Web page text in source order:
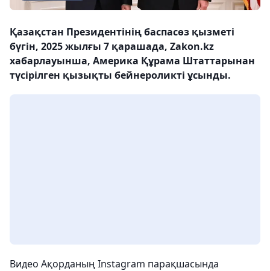
Қазақстан Президентінің баспасөз қызметі
бүгін, 2025 жылғы 7 қарашада, Zakon.kz
хабарлауынша, Америка Құрама Штаттарынан
түсірілген қызықты бейнероликті ұсынды.
Видео Ақорданың Instagram парақшасында